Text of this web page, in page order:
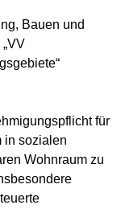
Bauen und
für
in sozialen
Wohnraum zu